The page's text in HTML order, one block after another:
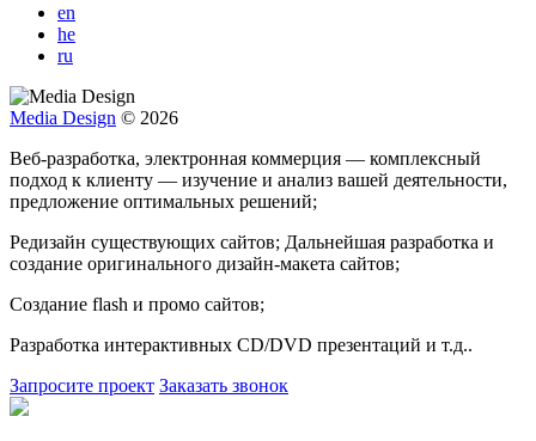
en
he
ru
Media Design © 2026
Веб-разработка, электронная коммерция — комплексный
подход к клиенту — изучение и анализ вашей деятельности,
предложение оптимальных решений;
Редизайн существующих сайтов; Дальнейшая разработка и
создание оригинального дизайн-макета сайтов;
Создание flash и промо сайтов;
Разработка интерактивных CD/DVD презентаций и т.д..
Запросите проект Заказать звонок